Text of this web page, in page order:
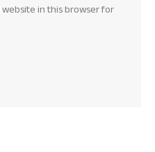
website in this browser for